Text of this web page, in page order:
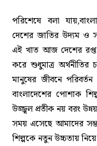
পরিশেষে বলা
দেশের জাতির উদ্যম ও
এই খাত আজ দেশের
করে শুধুমাত্র
মানুষের জীবনে
বাংলাদেশের পোশাক
উজ্জ্বল প্রতীক নয় বরং
সময় এসেছে আমাদের
শিল্পকে নতুন উচ্চতায়